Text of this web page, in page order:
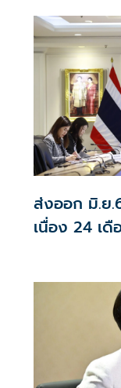
ส่งออก มิ.ย
เนื่อง 24 เ